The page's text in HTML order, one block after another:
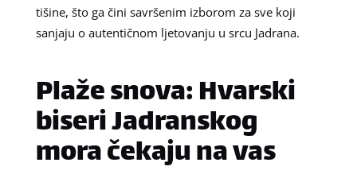
tišine, što ga čini savršenim izborom za sve koji
sanjaju o autentičnom ljetovanju u srcu Jadrana.
Plaže snova: Hvarski
biseri Jadranskog
mora čekaju na vas